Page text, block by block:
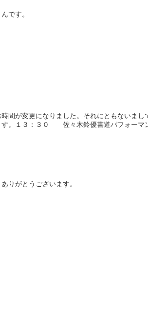
です。
間が変更になりました。それにともないまし
す。１３：３０ 佐々木鈴優書道パフォーマ
りがとうございます。